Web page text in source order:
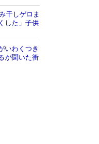
干しゲロま
した」子供
いわくつき
が聞いた衝